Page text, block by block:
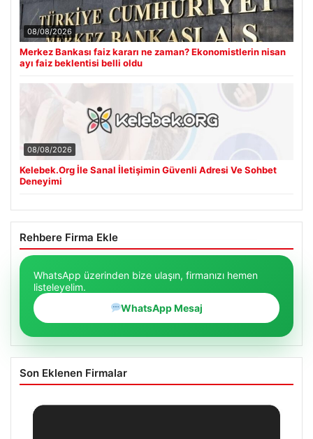
08/08/2026
Merkez Bankası faiz kararı ne zaman? Ekonomistlerin nisan
ayı faiz beklentisi belli oldu
08/08/2026
Kelebek.Org İle Sanal İletişimin Güvenli Adresi Ve Sohbet
Deneyimi
Rehbere Firma Ekle
WhatsApp üzerinden bize ulaşın, firmanızı hemen
listeleyelim.
WhatsApp Mesaj
Son Eklenen Firmalar